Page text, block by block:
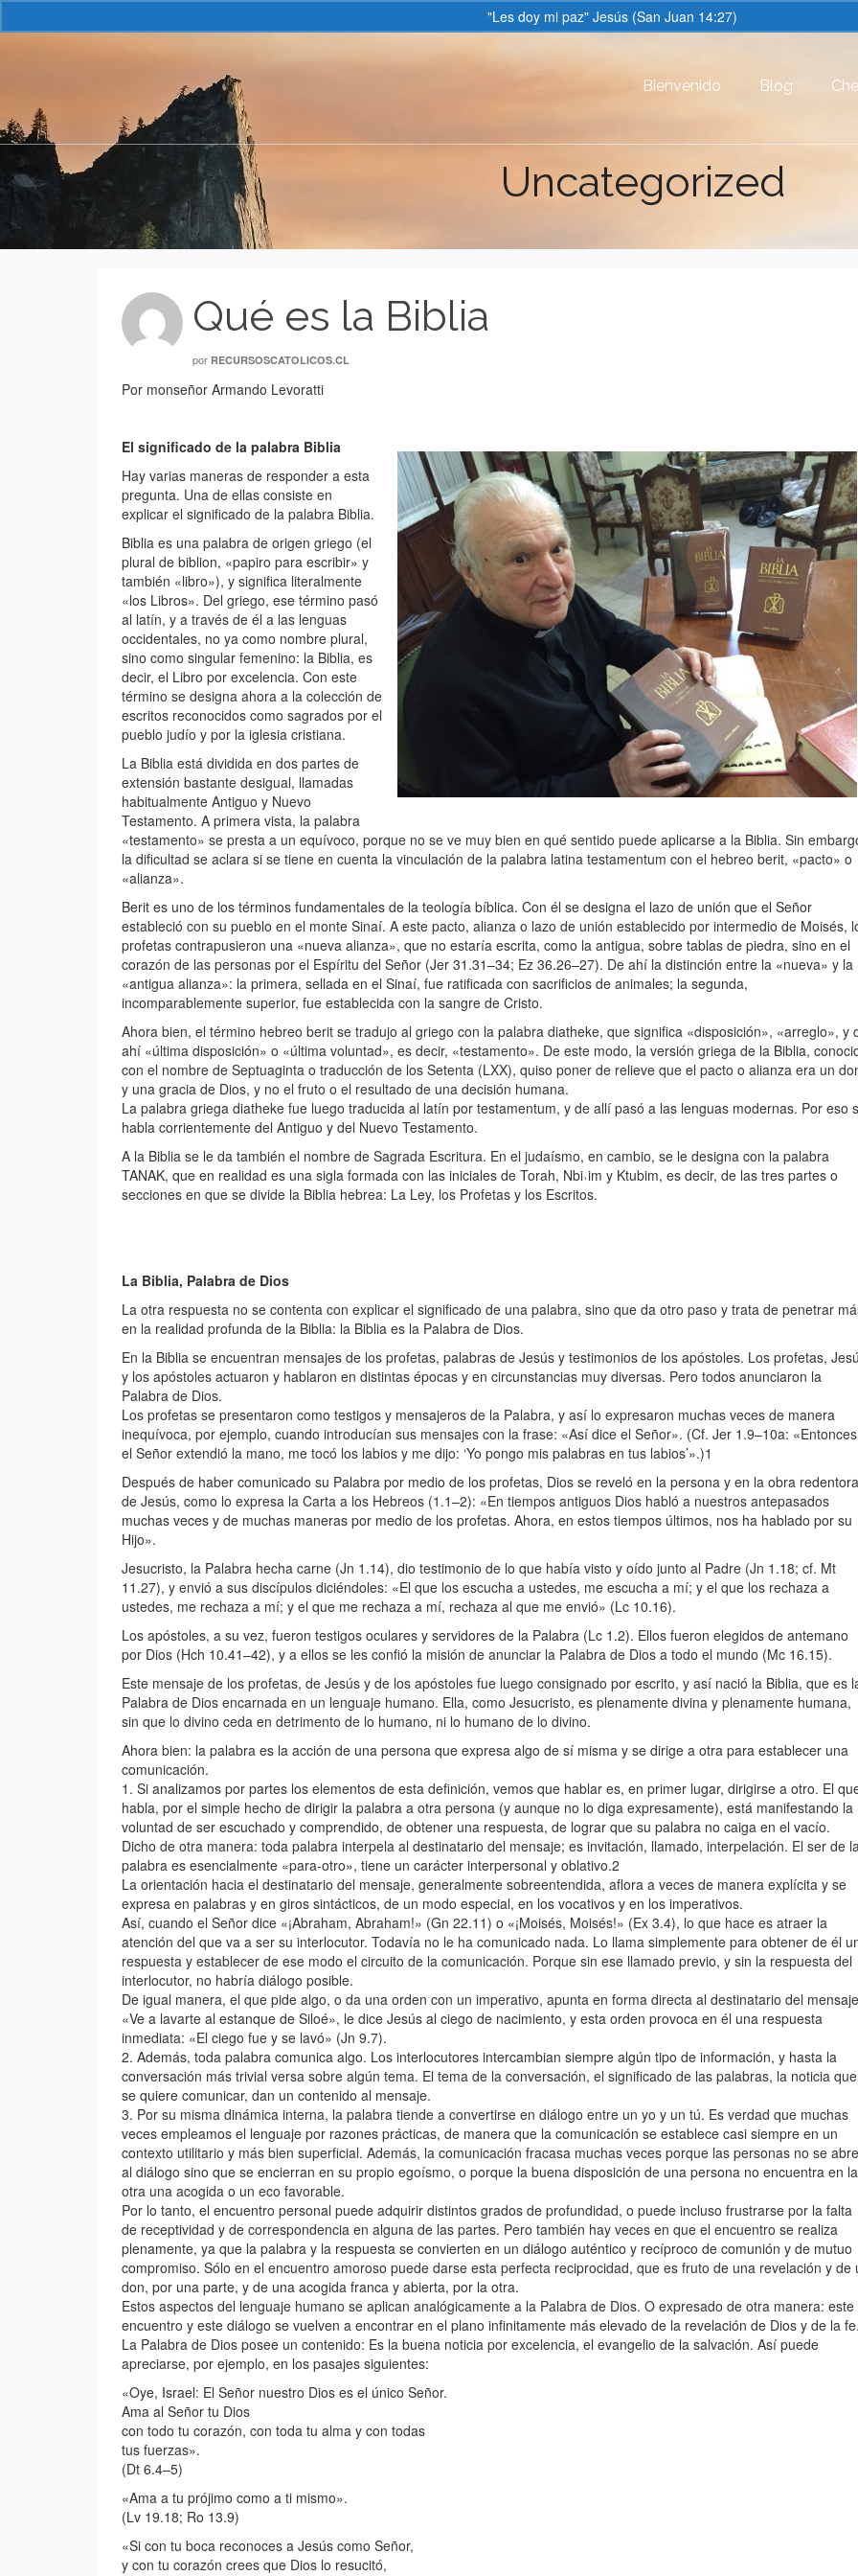
"Les doy mi paz" Jesús (San Juan 14:27)
Bienvenido Blog
Uncategorized
Qué es la Biblia
por RECURSOSCATOLICOS.CL
Por monseñor Armando Levoratti
El significado de la palabra Biblia
Hay varias maneras de responder a esta
pregunta. Una de ellas consiste en
explicar el significado de la palabra Biblia.
Biblia es una palabra de origen griego (el
plural de biblion, «papiro para escribir» y
también «libro»), y significa literalmente
«los Libros». Del griego, ese término pasó
al latín, y a través de él a las lenguas
occidentales, no ya como nombre plural,
sino como singular femenino: la Biblia, es
decir, el Libro por excelencia. Con este
término se designa ahora a la colección de
escritos reconocidos como sagrados por el
pueblo judío y por la iglesia cristiana.
La Biblia está dividida en dos partes de
extensión bastante desigual, llamadas
habitualmente Antiguo y Nuevo
Testamento. A primera vista, la palabra
«testamento» se presta a un equívoco, porque no se ve muy bien en qué sentido puede aplicarse a la Biblia. Sin
la dificultad se aclara si se tiene en cuenta la vinculación de la palabra latina testamentum con el hebreo berit, «pacto» o
«alianza».
Berit es uno de los términos fundamentales de la teología bíblica. Con él se designa el lazo de unión que el Señor
estableció con su pueblo en el monte Sinaí. A este pacto, alianza o lazo de unión establecido por intermedio de Moisés,
profetas contrapusieron una «nueva alianza», que no estaría escrita, como la antigua, sobre tablas de piedra, sino en el
corazón de las personas por el Espíritu del Señor (Jer 31.31–34; Ez 36.26–27). De ahí la distinción entre la «nueva» y la
«antigua alianza»: la primera, sellada en el Sinaí, fue ratificada con sacrificios de animales; la segunda,
incomparablemente superior, fue establecida con la sangre de Cristo.
Ahora bien, el término hebreo berit se tradujo al griego con la palabra diatheke, que significa «disposición», «arreglo», y
ahí «última disposición» o «última voluntad», es decir, «testamento». De este modo, la versión griega de la Biblia,
con el nombre de Septuaginta o traducción de los Setenta (LXX), quiso poner de relieve que el pacto o alianza era un
y una gracia de Dios, y no el fruto o el resultado de una decisión humana.
La palabra griega diatheke fue luego traducida al latín por testamentum, y de allí pasó a las lenguas modernas. Por eso
habla corrientemente del Antiguo y del Nuevo Testamento.
A la Biblia se le da también el nombre de Sagrada Escritura. En el judaísmo, en cambio, se le designa con la palabra
TANAK, que en realidad es una sigla formada con las iniciales de Torah, Nbi˒im y Ktubim, es decir, de las tres partes o
secciones en que se divide la Biblia hebrea: La Ley, los Profetas y los Escritos.
La Biblia, Palabra de Dios
La otra respuesta no se contenta con explicar el significado de una palabra, sino que da otro paso y trata de penetrar
en la realidad profunda de la Biblia: la Biblia es la Palabra de Dios.
En la Biblia se encuentran mensajes de los profetas, palabras de Jesús y testimonios de los apóstoles. Los profetas,
y los apóstoles actuaron y hablaron en distintas épocas y en circunstancias muy diversas. Pero todos anunciaron la
Palabra de Dios.
Los profetas se presentaron como testigos y mensajeros de la Palabra, y así lo expresaron muchas veces de manera
inequívoca, por ejemplo, cuando introducían sus mensajes con la frase: «Así dice el Señor». (Cf. Jer 1.9–10a: «Entonces
el Señor extendió la mano, me tocó los labios y me dijo: ‘Yo pongo mis palabras en tus labios’».)1
Después de haber comunicado su Palabra por medio de los profetas, Dios se reveló en la persona y en la obra redentora
de Jesús, como lo expresa la Carta a los Hebreos (1.1–2): «En tiempos antiguos Dios habló a nuestros antepasados
muchas veces y de muchas maneras por medio de los profetas. Ahora, en estos tiempos últimos, nos ha hablado por su
Hijo».
Jesucristo, la Palabra hecha carne (Jn 1.14), dio testimonio de lo que había visto y oído junto al Padre (Jn 1.18; cf. Mt
11.27), y envió a sus discípulos diciéndoles: «El que los escucha a ustedes, me escucha a mí; y el que los rechaza a
ustedes, me rechaza a mí; y el que me rechaza a mí, rechaza al que me envió» (Lc 10.16).
Los apóstoles, a su vez, fueron testigos oculares y servidores de la Palabra (Lc 1.2). Ellos fueron elegidos de antemano
por Dios (Hch 10.41–42), y a ellos se les confió la misión de anunciar la Palabra de Dios a todo el mundo (Mc 16.15).
Este mensaje de los profetas, de Jesús y de los apóstoles fue luego consignado por escrito, y así nació la Biblia, que es
Palabra de Dios encarnada en un lenguaje humano. Ella, como Jesucristo, es plenamente divina y plenamente humana,
sin que lo divino ceda en detrimento de lo humano, ni lo humano de lo divino.
Ahora bien: la palabra es la acción de una persona que expresa algo de sí misma y se dirige a otra para establecer una
comunicación.
1. Si analizamos por partes los elementos de esta definición, vemos que hablar es, en primer lugar, dirigirse a otro. El
habla, por el simple hecho de dirigir la palabra a otra persona (y aunque no lo diga expresamente), está manifestando la
voluntad de ser escuchado y comprendido, de obtener una respuesta, de lograr que su palabra no caiga en el vacío.
Dicho de otra manera: toda palabra interpela al destinatario del mensaje; es invitación, llamado, interpelación. El ser de
palabra es esencialmente «para-otro», tiene un carácter interpersonal y oblativo.2
La orientación hacia el destinatario del mensaje, generalmente sobreentendida, aflora a veces de manera explícita y se
expresa en palabras y en giros sintácticos, de un modo especial, en los vocativos y en los imperativos.
Así, cuando el Señor dice «¡Abraham, Abraham!» (Gn 22.11) o «¡Moisés, Moisés!» (Ex 3.4), lo que hace es atraer la
atención del que va a ser su interlocutor. Todavía no le ha comunicado nada. Lo llama simplemente para obtener de él
respuesta y establecer de ese modo el circuito de la comunicación. Porque sin ese llamado previo, y sin la respuesta del
interlocutor, no habría diálogo posible.
De igual manera, el que pide algo, o da una orden con un imperativo, apunta en forma directa al destinatario del
«Ve a lavarte al estanque de Siloé», le dice Jesús al ciego de nacimiento, y esta orden provoca en él una respuesta
inmediata: «El ciego fue y se lavó» (Jn 9.7).
2. Además, toda palabra comunica algo. Los interlocutores intercambian siempre algún tipo de información, y hasta la
conversación más trivial versa sobre algún tema. El tema de la conversación, el significado de las palabras, la noticia que
se quiere comunicar, dan un contenido al mensaje.
3. Por su misma dinámica interna, la palabra tiende a convertirse en diálogo entre un yo y un tú. Es verdad que muchas
veces empleamos el lenguaje por razones prácticas, de manera que la comunicación se establece casi siempre en un
contexto utilitario y más bien superficial. Además, la comunicación fracasa muchas veces porque las personas no se
al diálogo sino que se encierran en su propio egoísmo, o porque la buena disposición de una persona no encuentra en la
otra una acogida o un eco favorable.
Por lo tanto, el encuentro personal puede adquirir distintos grados de profundidad, o puede incluso frustrarse por la falta
de receptividad y de correspondencia en alguna de las partes. Pero también hay veces en que el encuentro se realiza
plenamente, ya que la palabra y la respuesta se convierten en un diálogo auténtico y recíproco de comunión y de mutuo
compromiso. Sólo en el encuentro amoroso puede darse esta perfecta reciprocidad, que es fruto de una revelación y de
don, por una parte, y de una acogida franca y abierta, por la otra.
Estos aspectos del lenguaje humano se aplican analógicamente a la Palabra de Dios. O expresado de otra manera: este
encuentro y este diálogo se vuelven a encontrar en el plano infinitamente más elevado de la revelación de Dios y de la fe.
La Palabra de Dios posee un contenido: Es la buena noticia por excelencia, el evangelio de la salvación. Así puede
apreciarse, por ejemplo, en los pasajes siguientes:
«Oye, Israel: El Señor nuestro Dios es el único Señor.
Ama al Señor tu Dios
con todo tu corazón, con toda tu alma y con todas
tus fuerzas».
(Dt 6.4–5)
«Ama a tu prójimo como a ti mismo».
(Lv 19.18; Ro 13.9)
«Si con tu boca reconoces a Jesús como Señor,
y con tu corazón crees que Dios lo resucitó,